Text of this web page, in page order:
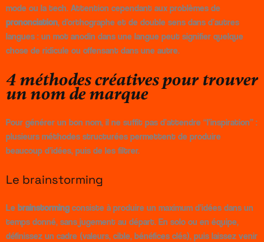
mode ou la tech. Attention cependant aux problèmes de
prononciation, d’orthographe et de double sens dans d’autres
langues : un mot anodin dans une langue peut signifier quelque
chose de ridicule ou offensant dans une autre.
4 méthodes créatives pour trouver
un nom de marque
Pour générer un bon nom, il ne suffit pas d’attendre “l’inspiration” :
plusieurs méthodes structurées permettent de produire
beaucoup d’idées, puis de les filtrer.
Le brainstorming
Le brainstorming consiste à produire un maximum d’idées dans un
temps donné, sans jugement au départ. En solo ou en équipe,
définissez un cadre (valeurs, cible, bénéfices clés), puis laissez venir